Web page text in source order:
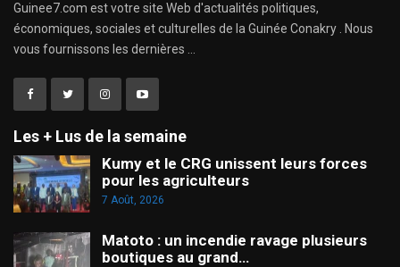
Guinee7.com est votre site Web d'actualités politiques,
économiques, sociales et culturelles de la Guinée Conakry . Nous
vous fournissons les dernières ...
Les + Lus de la semaine
Kumy et le CRG unissent leurs forces
pour les agriculteurs
7 Août, 2026
Matoto : un incendie ravage plusieurs
boutiques au grand…